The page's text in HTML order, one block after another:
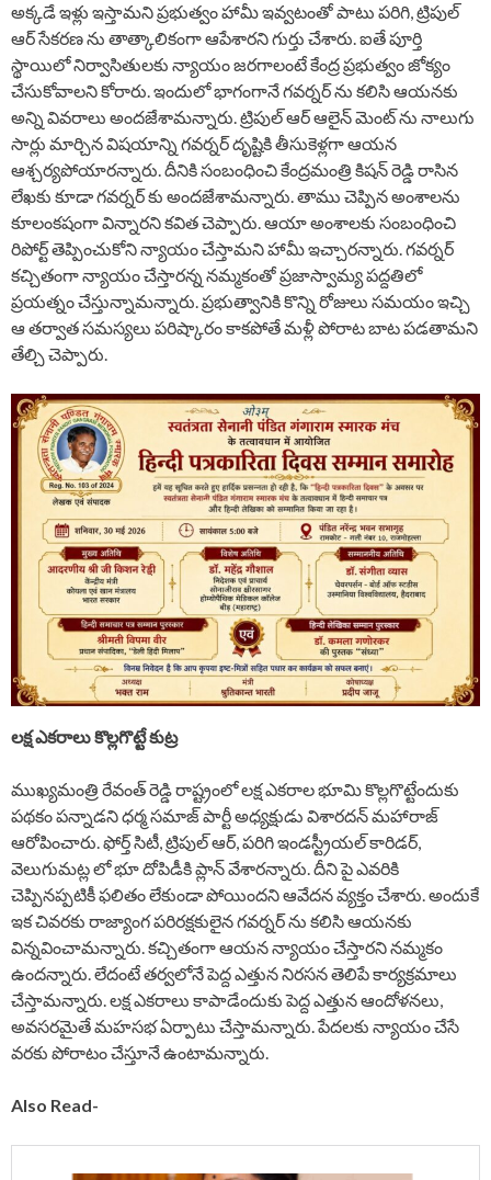
అక్కడే ఇళ్లు ఇస్తామని ప్రభుత్వం హామీ ఇవ్వటంతో పాటు పరిగి, ట్రిపుల్
ఆర్ సేకరణ ను తాత్కాలికంగా ఆపేశారని గుర్తు చేశారు. ఐతే పూర్తి
స్థాయిలో నిర్వాసితులకు న్యాయం జరగాలంటే కేంద్ర ప్రభుత్వం జోక్యం
చేసుకోవాలని కోరారు. ఇందులో భాగంగానే గవర్నర్ ను కలిసి ఆయనకు
అన్ని వివరాలు అందజేశామన్నారు. ట్రిపుల్ ఆర్ ఆలైన్ మెంట్ ను నాలుగు
సార్లు మార్చిన విషయాన్ని గవర్నర్ దృష్టికి తీసుకెళ్లగా ఆయన
ఆశ్చర్యపోయారన్నారు. దీనికి సంబంధించి కేంద్రమంత్రి కిషన్ రెడ్డి రాసిన
లేఖకు కూడా గవర్నర్ కు అందజేశామన్నారు. తాము చెప్పిన అంశాలను
కూలంకషంగా విన్నారని కవిత చెప్పారు. ఆయా అంశాలకు సంబంధించి
రిపోర్ట్ తెప్పించుకోని న్యాయం చేస్తామని హామీ ఇచ్చారన్నారు. గవర్నర్
కచ్చితంగా న్యాయం చేస్తారన్న నమ్మకంతో ప్రజాస్వామ్య పద్దతిలో
ప్రయత్నం చేస్తున్నామన్నారు. ప్రభుత్వానికి కొన్ని రోజులు సమయం ఇచ్చి
ఆ తర్వాత సమస్యలు పరిష్కారం కాకపోతే మళ్లీ పోరాట బాట పడతామని
తేల్చి చెప్పారు.
లక్ష ఎకరాలు కొల్లగొట్టే కుట్ర
ముఖ్యమంత్రి రేవంత్ రెడ్డి రాష్ట్రంలో లక్ష ఎకరాల భూమి కొల్లగొట్టేందుకు
పథకం పన్నాడని ధర్మ సమాజ్ పార్టీ అధ్యక్షుడు విశారదన్ మహారాజ్
ఆరోపించారు. ఫోర్త్ సిటీ, ట్రిపుల్ ఆర్, పరిగి ఇండస్ట్రీయల్ కారిడర్,
వెలుగుమట్ల లో భూ దోపిడీకి ప్లాన్ వేశారన్నారు. దీని పై ఎవరికి
చెప్పినప్పటికీ ఫలితం లేకుండా పోయిందని ఆవేదన వ్యక్తం చేశారు. అందుకే
ఇక చివరకు రాజ్యాంగ పరిరక్షకులైన గవర్నర్ ను కలిసి ఆయనకు
విన్నవించామన్నారు. కచ్చితంగా ఆయన న్యాయం చేస్తారని నమ్మకం
ఉందన్నారు. లేదంటే తర్వలోనే పెద్ద ఎత్తున నిరసన తెలిపే కార్యక్రమాలు
చేస్తామన్నారు. లక్ష ఎకరాలు కాపాడేందుకు పెద్ద ఎత్తున ఆందోళనలు,
అవసరమైతే మహసభ ఏర్పాటు చేస్తామన్నారు. పేదలకు న్యాయం చేసే
వరకు పోరాటం చేస్తూనే ఉంటామన్నారు.
Also Read-